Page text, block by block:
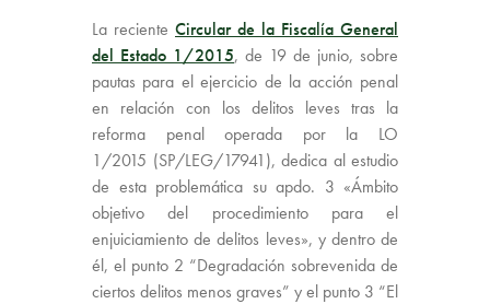
La reciente Circular de la Fiscalía General
del Estado 1/2015, de 19 de junio, sobre
pautas para el ejercicio de la acción penal
en relación con los delitos leves tras la
reforma penal operada por la LO
1/2015 (SP/LEG/17941), dedica al estudio
de esta problemática su apdo. 3 «Ámbito
objetivo del procedimiento para el
enjuiciamiento de delitos leves», y dentro de
él, el punto 2 “Degradación sobrevenida de
ciertos delitos menos graves” y el punto 3 “El